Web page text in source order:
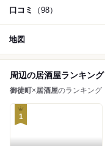
口コミ （98）
地図
周辺の居酒屋ランキング
御徒町×居酒屋のランキング
1